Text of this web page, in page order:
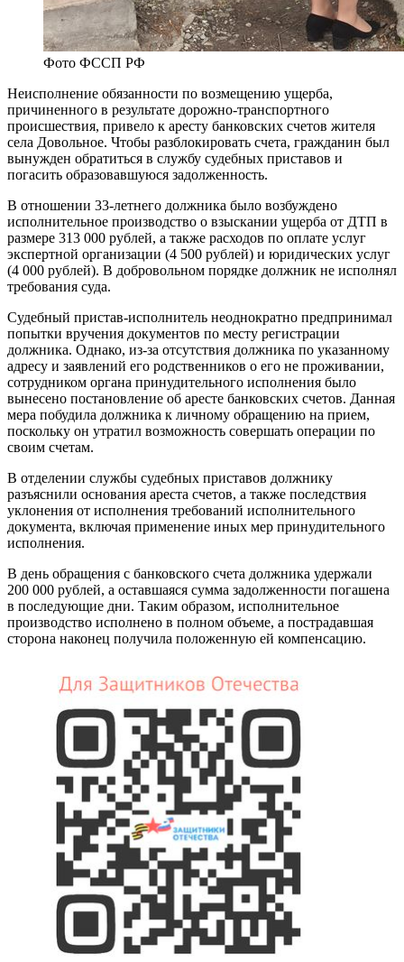
Фото ФССП РФ
Неисполнение обязанности по возмещению ущерба,
причиненного в результате дорожно-транспортного
происшествия, привело к аресту банковских счетов жителя
села Довольное. Чтобы разблокировать счета, гражданин был
вынужден обратиться в службу судебных приставов и
погасить образовавшуюся задолженность.
В отношении 33-летнего должника было возбуждено
исполнительное производство о взыскании ущерба от ДТП в
размере 313 000 рублей, а также расходов по оплате услуг
экспертной организации (4 500 рублей) и юридических услуг
(4 000 рублей). В добровольном порядке должник не исполнял
требования суда.
Судебный пристав-исполнитель неоднократно предпринимал
попытки вручения документов по месту регистрации
должника. Однако, из-за отсутствия должника по указанному
адресу и заявлений его родственников о его не проживании,
сотрудником органа принудительного исполнения было
вынесено постановление об аресте банковских счетов. Данная
мера побудила должника к личному обращению на прием,
поскольку он утратил возможность совершать операции по
своим счетам.
В отделении службы судебных приставов должнику
разъяснили основания ареста счетов, а также последствия
уклонения от исполнения требований исполнительного
документа, включая применение иных мер принудительного
исполнения.
В день обращения с банковского счета должника удержали
200 000 рублей, а оставшаяся сумма задолженности погашена
в последующие дни. Таким образом, исполнительное
производство исполнено в полном объеме, а пострадавшая
сторона наконец получила положенную ей компенсацию.